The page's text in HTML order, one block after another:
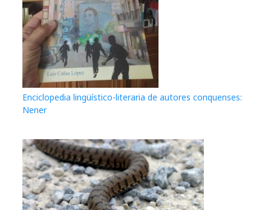
Enciclopedia lingüístico-literaria de autores conquenses:
Nener